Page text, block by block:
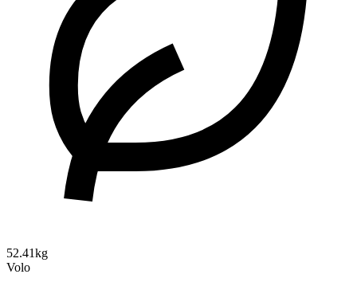
52.41kg
Volo